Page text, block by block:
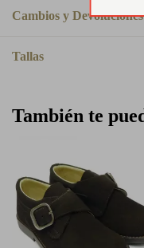
Cambios y Devoluciones
Tallas
También te